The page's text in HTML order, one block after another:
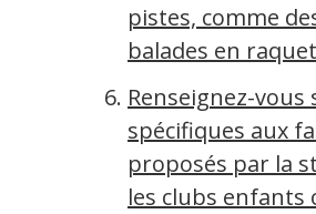
pistes, comme
balades en
Renseignez-vous
spécifiques aux
proposés par la
les clubs enfants